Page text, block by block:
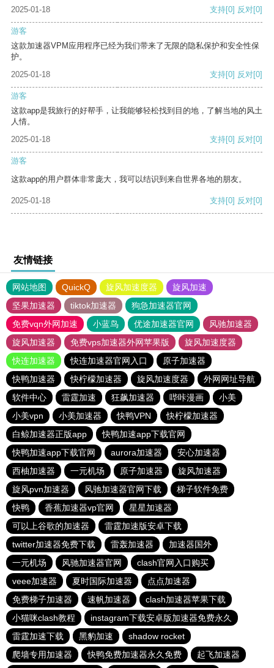
2025-01-18
支持[0] 反对[0]
游客
这款加速器VPM应用程序已经为我们带来了无限的隐私保护和安全性保
护。
2025-01-18
支持[0] 反对[0]
游客
这款app是我旅行的好帮手，让我能够轻松找到目的地，了解当地的风土
人情。
2025-01-18
支持[0] 反对[0]
游客
这款app的用户群体非常庞大，我可以结识到来自世界各地的朋友。
2025-01-18 支持[0] 反对[0]
友情链接
网站地图 QuickQ 旋风加速度器
旋风加速
坚果加速器
tiktok加速器
狗急加速器官网
免费vqn外网加速
小蓝鸟 优途加速器官网
风驰加速器
旋风加速器
免费vps加速器外网苹果版
旋风加速度器
快连加速器
快连加速器官网入口
原子加速器
快鸭加速器
快柠檬加速器 旋风加速度器
外网网址导航
软件中心
雷霆加速 狂飙加速器 哔咔漫画
小美
小美vpn
小美加速器 快鸭VPN
快柠檬加速器
白鲸加速器正版app
快鸭加速app下载官网
快鸭加速app下载官网
aurora加速器
安心加速器
西柚加速器
一元机场 原子加速器
旋风加速器
旋风pvn加速器
风驰加速器官网下载
梯子软件免费
快鸭
香蕉加速器vp官网
星星加速器
可以上谷歌的加速器
雷霆加速版安卓下载
twitter加速器免费下载
雷轰加速器
加速器国外
一元机场
风驰加速器官网
clash官网入口购买
veee加速器
夏时国际加速器
点点加速器
免费梯子加速器
速帆加速器
clash加速器苹果下载
小猫咪clash教程
instagram下载安卓版加速器免费永久
雷霆加速下载
黑豹加速
shadow rocket
爬墙专用加速器
快鸭免费加速器永久免费 起飞加速器